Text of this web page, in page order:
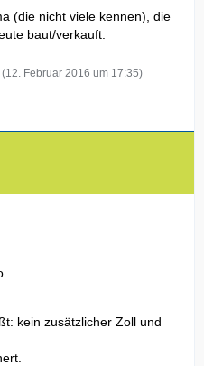
(die nicht viele kennen), die
baut/verkauft.
(12. Februar 2016 um 17:35)
kein zusätzlicher Zoll und